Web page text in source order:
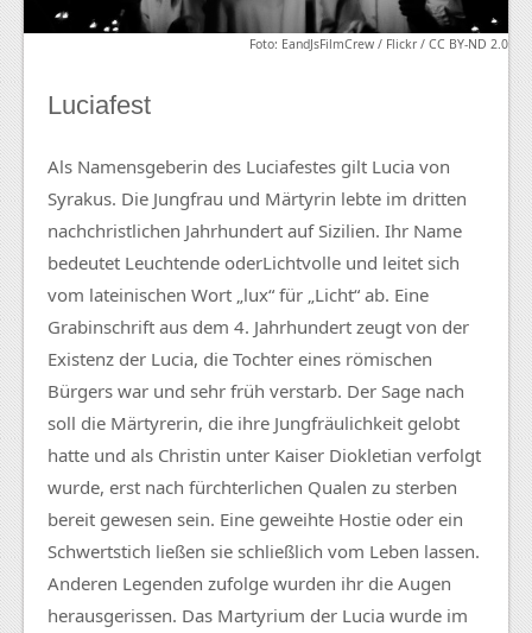
Foto: EandJsFilmCrew / Flickr / CC BY-ND 2.0
Luciafest
Als Namensgeberin des Luciafestes gilt Lucia von
Syrakus. Die Jungfrau und Märtyrin lebte im dritten
nachchristlichen Jahrhundert auf Sizilien. Ihr Name
bedeutet Leuchtende oderLichtvolle und leitet sich
vom lateinischen Wort „lux“ für „Licht“ ab. Eine
Grabinschrift aus dem 4. Jahrhundert zeugt von der
Existenz der Lucia, die Tochter eines römischen
Bürgers war und sehr früh verstarb. Der Sage nach
soll die Märtyrerin, die ihre Jungfräulichkeit gelobt
hatte und als Christin unter Kaiser Diokletian verfolgt
wurde, erst nach fürchterlichen Qualen zu sterben
bereit gewesen sein. Eine geweihte Hostie oder ein
Schwertstich ließen sie schließlich vom Leben lassen.
Anderen Legenden zufolge wurden ihr die Augen
herausgerissen. Das Martyrium der Lucia wurde im